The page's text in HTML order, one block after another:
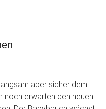
aber sicher dem
noch erwarten den neuen